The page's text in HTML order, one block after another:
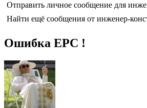
Отправить личное сообщение для
Найти ещё сообщения от инженер-
Ошибка EPC !